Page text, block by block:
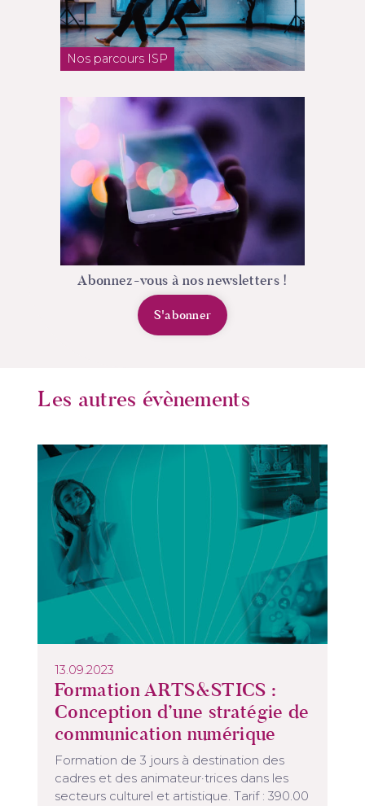
Nos parcours ISP
Abonnez-vous à nos newsletters !
S'abonner
Les autres évènements
13.09.2023
Formation ARTS&STICS :
Conception d’une stratégie de
communication numérique
Formation de 3 jours à destination des
cadres et des animateur·trices dans les
secteurs culturel et artistique. Tarif : 390.00